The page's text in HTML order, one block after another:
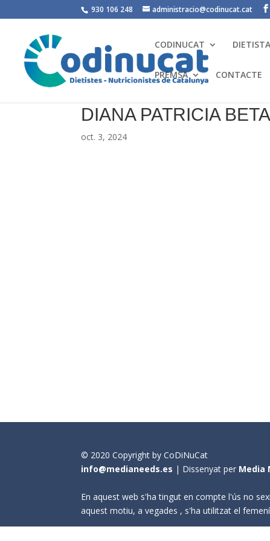
930 106 248 administracio@codinucat.cat
CODINUCAT
PREMSA CONTACTE
DIANA PATRICIA
oct. 3, 2024
© 2020 Copyright by CoDiNuCat
info@medianeeds.es | Dissenyat per Media
En aquest web s'ha tingut en compte l'ús no
aquest motiu, a vegades , s'ha utilitzat el